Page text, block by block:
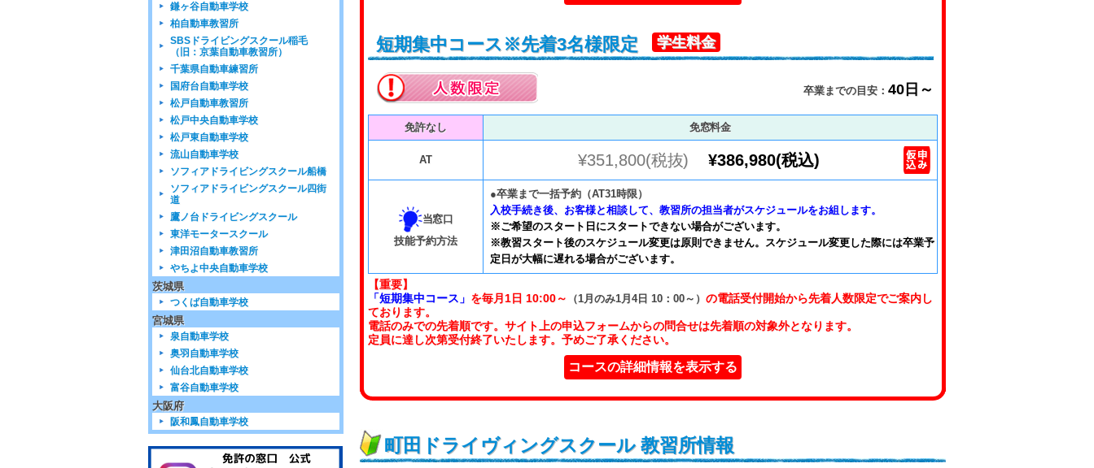
短期集中コース※先着3名様限定 学生料金
卒業までの目安：40日～
免許なし 免窓料金
AT ¥351,800(税抜) ¥386,980(税込)
当窓口
技能予約方法
●卒業まで一括予約（AT31時限）
入校手続き後、お客様と相談して、教習所の担当者がスケジュールをお組します。
※ご希望のスタート日にスタートできない場合がございます。
※教習スタート後のスケジュール変更は原則できません。スケジュール変更した際には卒業予
定日が大幅に遅れる場合がございます。
【重要】
「短期集中コース」 を毎月1日 10:00～ （1月のみ1月4日 10：00～） の電話受付開始から先着人数限定でご案内し
ております。
電話のみでの先着順です。サイト上の申込フォームからの問合せは先着順の対象外となります。
定員に達し次第受付終了いたします。予めご了承ください。
コースの詳細情報を表示する
町田ドライヴィングスクール 教習所情報
鎌ヶ谷自動車学校
柏自動車教習所
SBSドライビングスクール稲毛
（旧：京葉自動車教習所）
千葉県自動車練習所
国府台自動車学校
松戸自動車教習所
松戸中央自動車学校
松戸東自動車学校
流山自動車学校
ソフィアドライビングスクール船橋
ソフィアドライビングスクール四街
道
鷹ノ台ドライビングスクール
東洋モータースクール
津田沼自動車教習所
やちよ中央自動車学校
茨城県
つくば自動車学校
宮城県
泉自動車学校
奥羽自動車学校
仙台北自動車学校
富谷自動車学校
大阪府
阪和鳳自動車学校